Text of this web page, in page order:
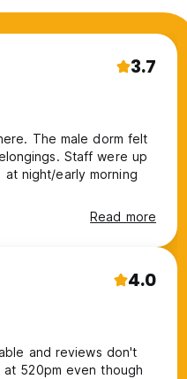
3.7
The male dorm felt
Staff were up
night/early morning
Read more
4.0
and reviews don't
520pm even though